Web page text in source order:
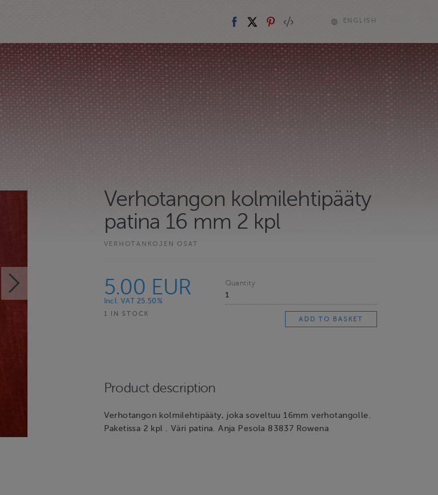
ENGLISH
Verhotangon kolmilehtipääty
patina 16 mm 2 kpl
VERHOTANKOJEN OSAT
5.00 EUR
Incl. VAT 25.50%
1 IN STOCK
Quantity
Product description
Verhotangon kolmilehtipääty, joka soveltuu 16mm verhotangolle.
Paketissa 2 kpl . Väri patina. Anja Pesola 83837 Rowena